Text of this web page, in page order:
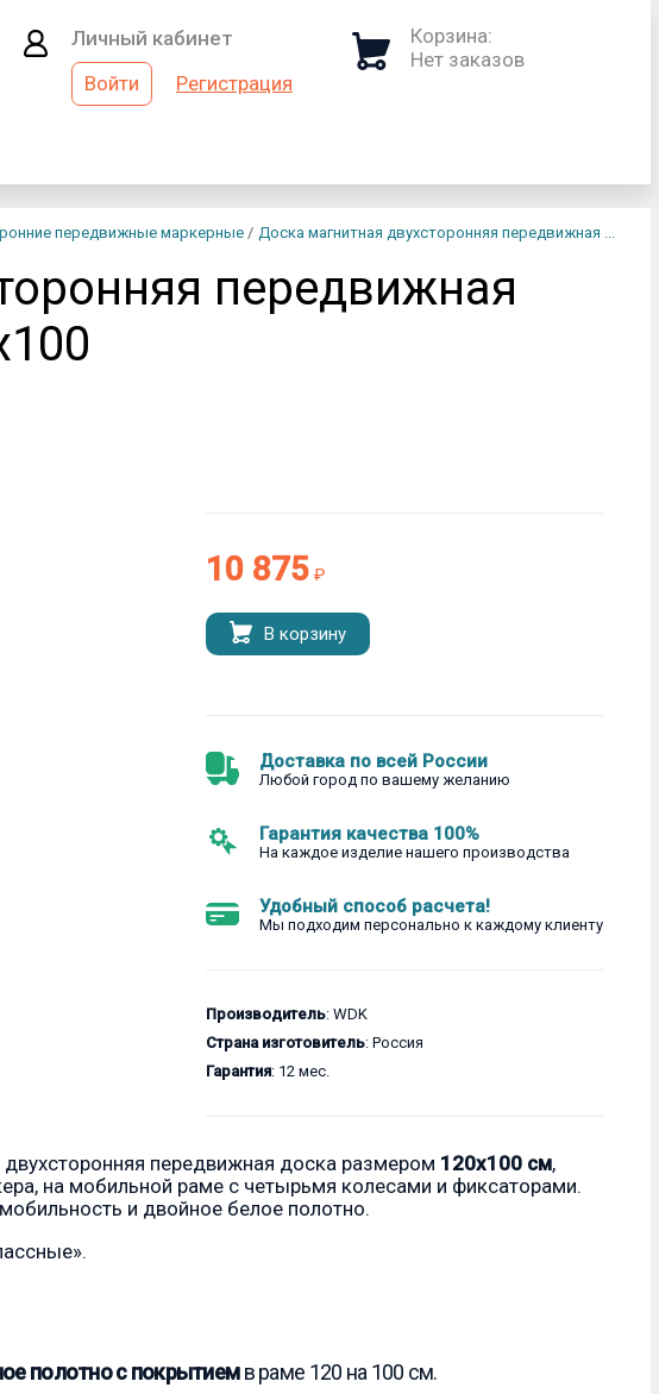
Пароль
Личный кабинет
Войти
Регистрация
Корзина:
Нет заказов
передвижные маркерные/ Доска магнитная двухсторонняя передвижная ...
передвижная
10 875 ₽
В корзину
Доставка по всей России
Любой город по вашему желанию
Гарантия качества 100%
На каждое изделие нашего производства
Удобный способ расчета!
Мы подходим персонально к каждому клиенту
Производитель: WDK
Страна изготовитель: Россия
Гарантия: 12 мес.
двухсторонняя передвижная доска размером 120x100 см,
на мобильной раме с четырьмя колесами и фиксаторами.
и двойное белое полотно.
полотно с покрытиемв раме 120 на 100 см.